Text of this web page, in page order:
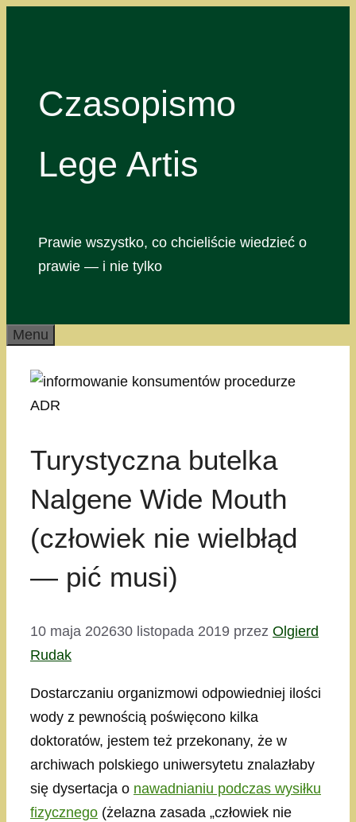
Czasopismo
Lege Artis
Prawie wszystko, co chcieliście wiedzieć o
prawie — i nie tylko
Menu
Turystyczna butelka
Nalgene Wide Mouth
(człowiek nie wielbłąd
— pić musi)
10 maja 202630 listopada 2019 przez Olgierd
Rudak
Dostarczaniu organizmowi odpowiedniej ilości
wody z pewnością poświęcono kilka
doktoratów, jestem też przekonany, że w
archiwach polskiego uniwersytetu znalazłaby
się dysertacja o nawadnianiu podczas wysiłku
fizycznego (żelazna zasada „człowiek nie